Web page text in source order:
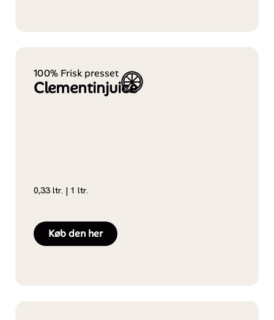
100% Frisk presset
Clementinjuice
0,33 ltr. | 1 ltr.
Køb den her